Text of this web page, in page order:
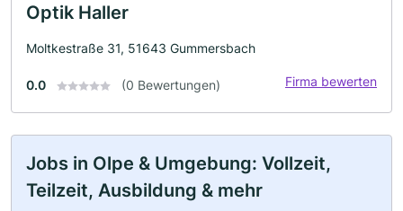
Optik Haller
Moltkestraße 31, 51643 Gummersbach
0.0 (0 Bewertungen) Firma bewerten
Jobs in Olpe & Umgebung: Vollzeit,
Teilzeit, Ausbildung & mehr